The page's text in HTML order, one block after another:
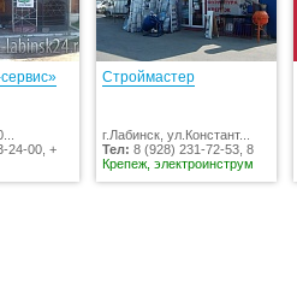
24-00, +
Строймастер
г.Лабинск, ул.Констант...
Тел: 8 (928) 231-72-53, 8
Крепеж, электроинструм